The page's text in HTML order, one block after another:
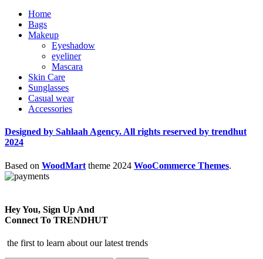
Home
Bags
Makeup
Eyeshadow
eyeliner
Mascara
Skin Care
Sunglasses
Casual wear
Accessories
Designed by Sahlaah Agency. All rights reserved by trendhut
2024
Based on WoodMart theme 2024 WooCommerce Themes.
Hey You, Sign Up And
Connect To TRENDHUT
the first to learn about our latest trends